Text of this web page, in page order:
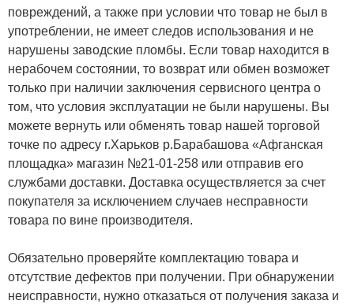
повреждений, а также при условии что товар не был в
употреблении, не имеет следов использования и не
нарушены заводские пломбы. Если товар находится в
нерабочем состоянии, то возврат или обмен возможет
только при наличии заключения сервисного центра о
том, что условия эксплуатации не были нарушены. Вы
можете вернуть или обменять товар нашей торговой
точке по адресу г.Харьков р.Барабашова «Афганская
площадка» магазин №21-01-258 или отправив его
службами доставки. Доставка осуществляется за счет
покупателя за исключением случаев несправности
товара по вине производителя.
Обязательно проверяйте комплектацию товара и
отсутствие дефектов при получении. При обнаружении
неисправности, нужно отказаться от получения заказа и